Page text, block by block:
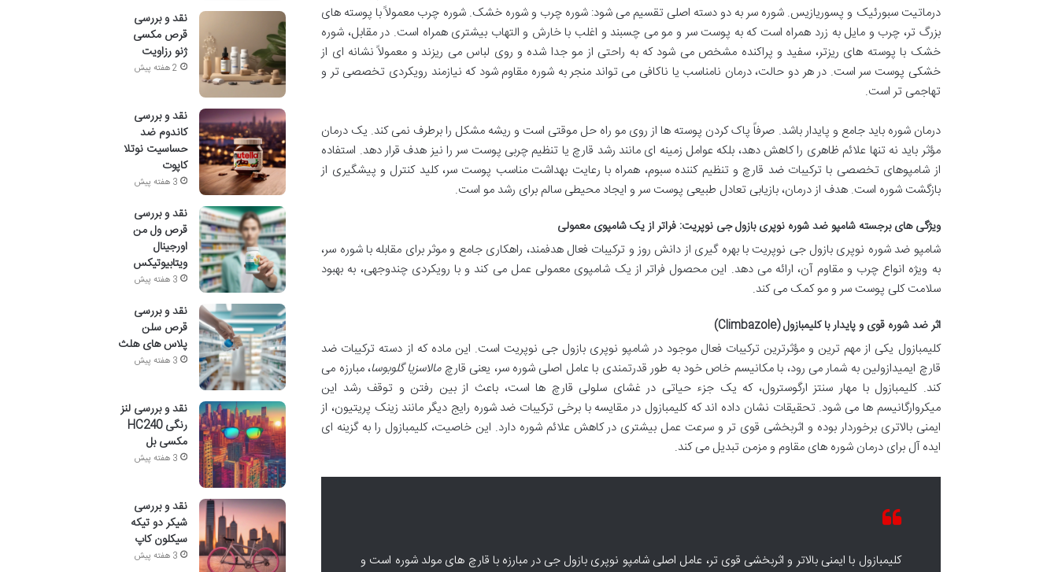
درماتیت سبورئیک و پسوریازیس. شوره سر به دو دسته اصلی تقسیم می شود: شوره چرب و شوره خشک. شوره چرب معمولاً با پوسته های
بزرگ تر، چرب و مایل به زرد همراه است که به پوست سر و مو می چسبند و اغلب با خارش و التهاب بیشتری همراه است. در مقابل، شوره
خشک با پوسته های ریزتر، سفید و پراکنده مشخص می شود که به راحتی از مو جدا شده و روی لباس می ریزند و معمولاً نشانه ای از
خشکی پوست سر است. در هر دو حالت، درمان نامناسب یا ناکافی می تواند منجر به شوره مقاوم شود که نیازمند رویکردی تخصصی تر و
تهاجمی تر است.
درمان شوره باید جامع و پایدار باشد. صرفاً پاک کردن پوسته ها از روی مو راه حل موقتی است و ریشه مشکل را برطرف نمی کند. یک درمان
مؤثر باید نه تنها علائم ظاهری را کاهش دهد، بلکه عوامل زمینه ای مانند رشد قارچ یا تنظیم چربی پوست سر را نیز هدف قرار دهد. استفاده
از شامپوهای تخصصی با ترکیبات ضد قارچ و تنظیم کننده سبوم، همراه با رعایت بهداشت مناسب پوست سر، کلید کنترل و پیشگیری از
بازگشت شوره است. هدف از درمان، بازیابی تعادل طبیعی پوست سر و ایجاد محیطی سالم برای رشد مو است.
ویژگی های برجسته شامپو ضد شوره نوپری بازول جی نوپریت: فراتر از یک شامپوی معمولی
شامپو ضد شوره نوپری بازول جی نوپریت با بهره گیری از دانش روز و ترکیبات فعال هدفمند، راهکاری جامع و موثر برای مقابله با شوره سر،
به ویژه انواع چرب و مقاوم آن، ارائه می دهد. این محصول فراتر از یک شامپوی معمولی عمل می کند و با رویکردی چندوجهی، به بهبود
سلامت کلی پوست سر و مو کمک می کند.
اثر ضد شوره قوی و پایدار با کلیمبازول (Climbazole)
کلیمبازول یکی از مهم ترین و مؤثرترین ترکیبات فعال موجود در شامپو نوپری بازول جی نوپریت است. این ماده که از دسته ترکیبات ضد
قارچ ایمیدازولین به شمار می رود، با مکانیسم خاص خود به طور قدرتمندی با عامل اصلی شوره سر، یعنی قارچمالاسزیا گلوبوسا، مبارزه می
کند. کلیمبازول با مهار سنتز ارگوسترول، که یک جزء حیاتی در غشای سلولی قارچ ها است، باعث از بین رفتن و توقف رشد این
میکروارگانیسم ها می شود. تحقیقات نشان داده اند که کلیمبازول در مقایسه با برخی ترکیبات ضد شوره رایج دیگر مانند زینک پریتیون، از
ایمنی بالاتری برخوردار بوده و اثربخشی قوی تر و سرعت عمل بیشتری در کاهش علائم شوره دارد. این خاصیت، کلیمبازول را به گزینه ای
ایده آل برای درمان شوره های مقاوم و مزمن تبدیل می کند.
کلیمبازول با ایمنی بالاتر و اثربخشی قوی تر، عامل اصلی شامپو نوپری بازول جی در مبارزه با قارچ های مولد شوره است و
نقد و بررسی
قرص مکسی
ژنو رزاویت
2 هفته پیش
نقد و بررسی
کاندوم ضد
حساسیت نوتلا
کاپوت
3 هفته پیش
نقد و بررسی
قرص ول من
اورجینال
ویتابیوتیکس
3 هفته پیش
نقد و بررسی
قرص سلن
پلاس های هلث
3 هفته پیش
نقد و بررسی لنز
رنگی HC240
مکسی بل
3 هفته پیش
نقد و بررسی
شیکر دو تیکه
سیکلون کاپ
3 هفته پیش